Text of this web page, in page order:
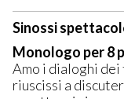
Sinossi
Monologo per 8
Amo i dialoghi
riuscissi a